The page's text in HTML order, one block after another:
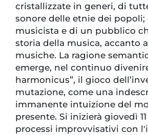
cristallizzate in generi, di
sonore delle etnie dei
musicista e di un pubblico
storia della musica, accanto
musiche. La ragione
emerge, nel continuo
harmonicus”, il gioco
mutazione, come una
immanente intuizione del
presente. Si inizierà giovedì
processi improvvisativi con